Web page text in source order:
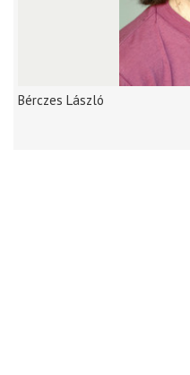
Bérczes László